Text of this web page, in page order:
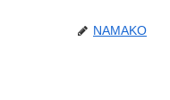
NAMAKO